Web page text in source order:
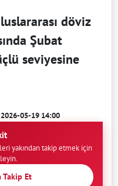
döviz
Şubat
seviyesine
2026-05-19 14:00
yakından takip etmek için
Takip Et